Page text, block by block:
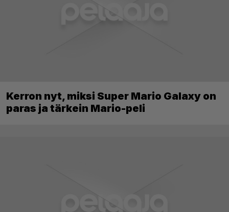
Kerron nyt, miksi Super Mario Galaxy on
paras ja tärkein Mario-peli